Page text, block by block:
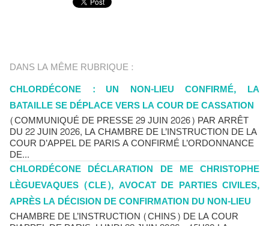
DANS LA MÊME RUBRIQUE :
CHLORDÉCONE : UN NON-LIEU CONFIRMÉ, LA
BATAILLE SE DÉPLACE VERS LA COUR DE CASSATION
(COMMUNIQUÉ DE PRESSE 29 JUIN 2026) PAR ARRÊT
DU 22 JUIN 2026, LA CHAMBRE DE L’INSTRUCTION DE LA
COUR D’APPEL DE PARIS A CONFIRMÉ L’ORDONNANCE
DE...
CHLORDÉCONE DÉCLARATION DE ME CHRISTOPHE
LÈGUEVAQUES (CLE), AVOCAT DE PARTIES CIVILES,
APRÈS LA DÉCISION DE CONFIRMATION DU NON-LIEU
CHAMBRE DE L’INSTRUCTION (CHINS) DE LA COUR